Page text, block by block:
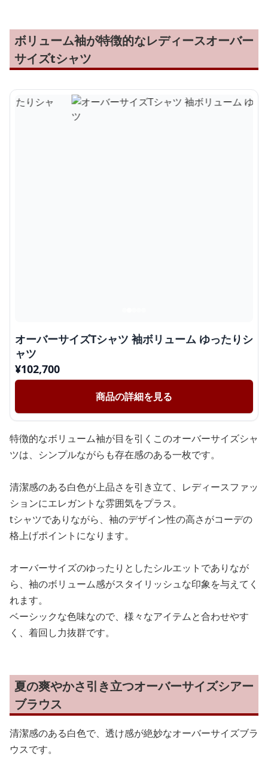
ボリューム袖が特徴的なレディースオーバー
サイズtシャツ
オーバーサイズTシャツ 袖ボリューム ゆったりシ
ャツ
¥102,700
商品の詳細を見る
特徴的なボリューム袖が目を引くこのオーバーサイズシャ
ツは、シンプルながらも存在感のある一枚です。
清潔感のある白色が上品さを引き立て、レディースファッ
ションにエレガントな雰囲気をプラス。
tシャツでありながら、袖のデザイン性の高さがコーデの
格上げポイントになります。
オーバーサイズのゆったりとしたシルエットでありなが
ら、袖のボリューム感がスタイリッシュな印象を与えてく
れます。
ベーシックな色味なので、様々なアイテムと合わせやす
く、着回し力抜群です。
夏の爽やかさ引き立つオーバーサイズシアー
ブラウス
清潔感のある白色で、透け感が絶妙なオーバーサイズブラ
ウスです。